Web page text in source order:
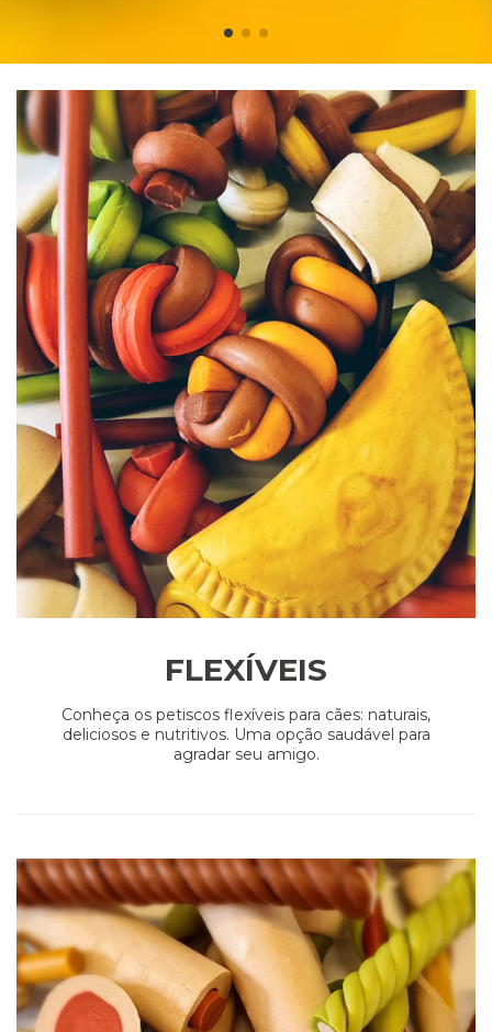
FLEXÍVEIS
Conheça os petiscos flexíveis para cães: naturais,
deliciosos e nutritivos. Uma opção saudável para
agradar seu amigo.